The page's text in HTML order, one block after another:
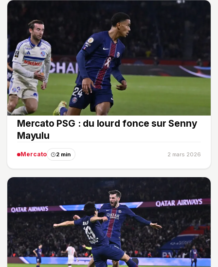
Mercato PSG : du lourd fonce sur Senny
Mayulu
Mercato 2 min 2 mars 2026